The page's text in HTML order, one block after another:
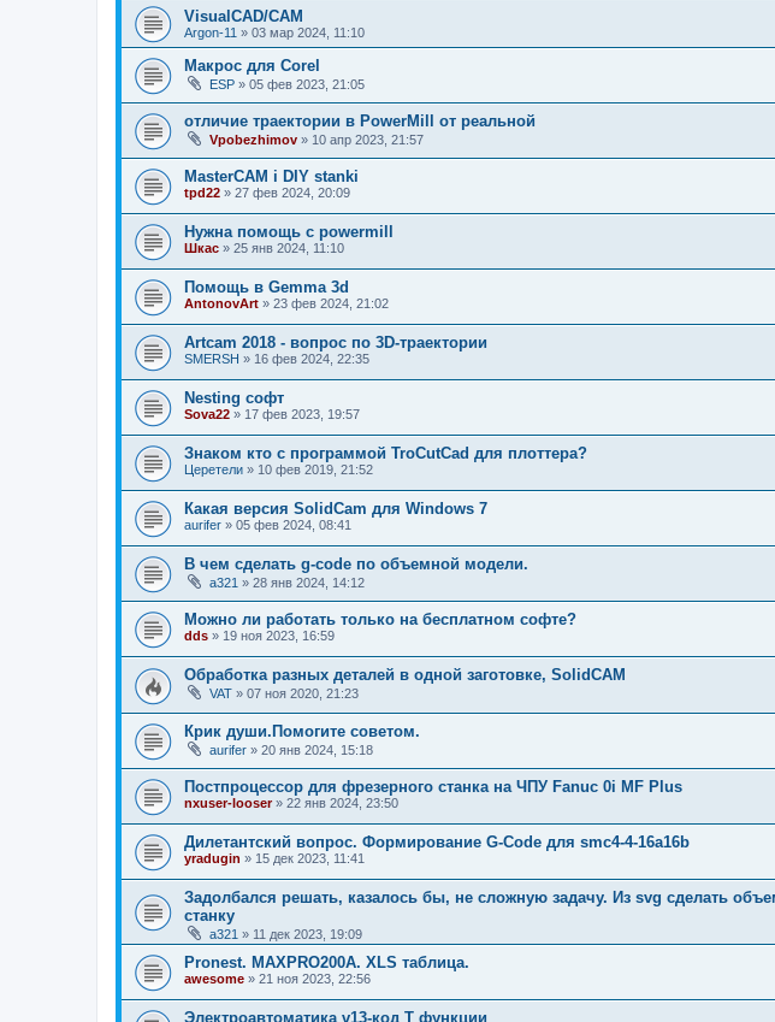
VisualCAD/CAM
Argon-11 » 03 мар 2024, 11:10
Макрос для Corel
ESP » 05 фев 2023, 21:05
отличие траектории в PowerMill от реальной
Vpobezhimov » 10 апр 2023, 21:57
MasterCAM i DIY stanki
tpd22 » 27 фев 2024, 20:09
Нужна помощь с powermill
Шкас » 25 янв 2024, 11:10
Помощь в Gemma 3d
AntonovArt » 23 фев 2024, 21:02
Artcam 2018 - вопрос по 3D-траектории
SMERSH » 16 фев 2024, 22:35
Nesting софт
Sova22 » 17 фев 2023, 19:57
Знаком кто с программой TroCutCad для плоттера?
Церетели » 10 фев 2019, 21:52
Какая версия SolidCam для Windows 7
aurifer » 05 фев 2024, 08:41
В чем сделать g-code по объемной модели.
a321 » 28 янв 2024, 14:12
Можно ли работать только на бесплатном софте?
dds » 19 ноя 2023, 16:59
Обработка разных деталей в одной заготовке, SolidCAM
VAT » 07 ноя 2020, 21:23
Крик души.Помогите советом.
aurifer » 20 янв 2024, 15:18
Постпроцессор для фрезерного станка на ЧПУ Fanuc 0i MF Plus
nxuser-looser» 22 янв 2024, 23:50
Дилетантский вопрос. Формирование G-Code для smc4-4-16a16b
yradugin » 15 дек 2023, 11:41
Задолбался решать, казалось бы, не сложную задачу. Из svg сделать
станку
a321 » 11 дек 2023, 19:09
Pronest. MAXPRO200A. XLS таблица.
awesome » 21 ноя 2023, 22:56
Электроавтоматика v13-код Т функции